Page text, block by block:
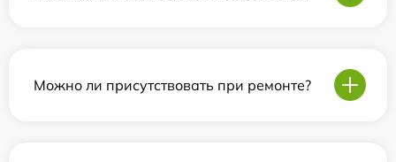
Можно ли присутствовать при ремонте?